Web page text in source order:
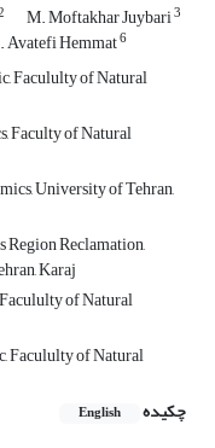
M. Moftakhar Juybari3
Avatefi Hemmat6
Facululty of Natural
Faculty of Natural
University of Tehran,
Reclamation,
Karaj
of Natural
Facululty of Natural
چکیده
English